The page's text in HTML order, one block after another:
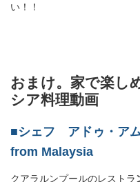
い！！
おまけ。家で楽し
シア料理動画
■シェフ アドゥ・ア
from Malaysia
クアラルンプールのレストラ